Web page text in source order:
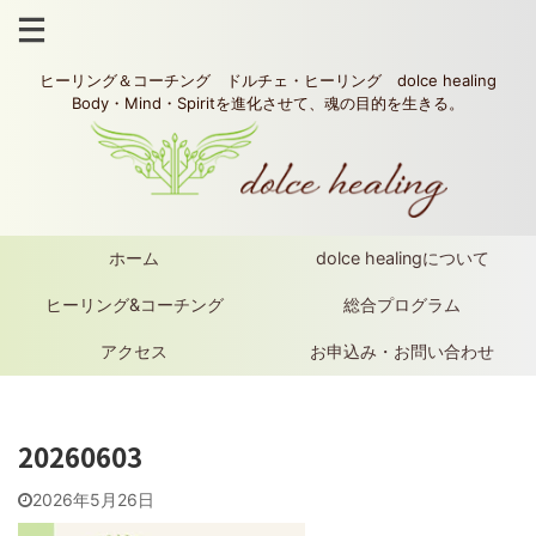
ヒーリング＆コーチング ドルチェ・ヒーリング dolce healing
Body・Mind・Spiritを進化させて、魂の目的を生きる。
ホーム dolce healingについて
ヒーリング&コーチング 総合プログラム
アクセス お申込み・お問い合わせ
20260603
2026年5月26日